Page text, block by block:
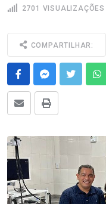
2701 VISUALIZAÇÕES
COMPARTILHAR:
FacebookMessenger
Twitter
E-mail